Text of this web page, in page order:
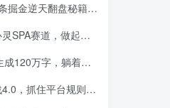
内容，只需简单复制粘贴，日入 1000 + 轻松实现！
来超简单，每天收益800+！
躺着也能赚，月入2w+！
规则调整，单店日入500+！